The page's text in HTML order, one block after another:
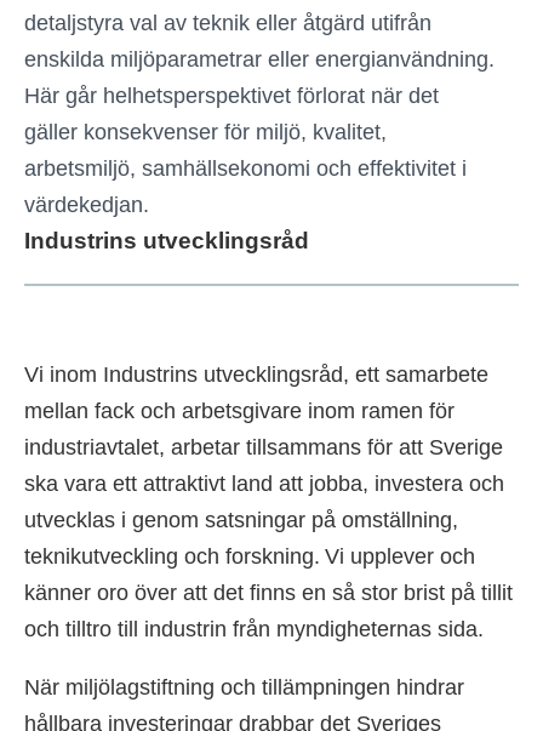
detaljstyra val av teknik eller åtgärd utifrån
enskilda miljöparametrar eller energianvändning.
Här går helhetsperspektivet förlorat när det
gäller konsekvenser för miljö, kvalitet,
arbetsmiljö, samhällsekonomi och effektivitet i
värdekedjan.
Industrins utvecklingsråd
Vi inom Industrins utvecklingsråd, ett samarbete
mellan fack och arbetsgivare inom ramen för
industriavtalet, arbetar tillsammans för att Sverige
ska vara ett attraktivt land att jobba, investera och
utvecklas i genom satsningar på omställning,
teknikutveckling och forskning. Vi upplever och
känner oro över att det finns en så stor brist på tillit
och tilltro till industrin från myndigheternas sida.
När miljölagstiftning och tillämpningen hindrar
hållbara investeringar drabbar det Sveriges